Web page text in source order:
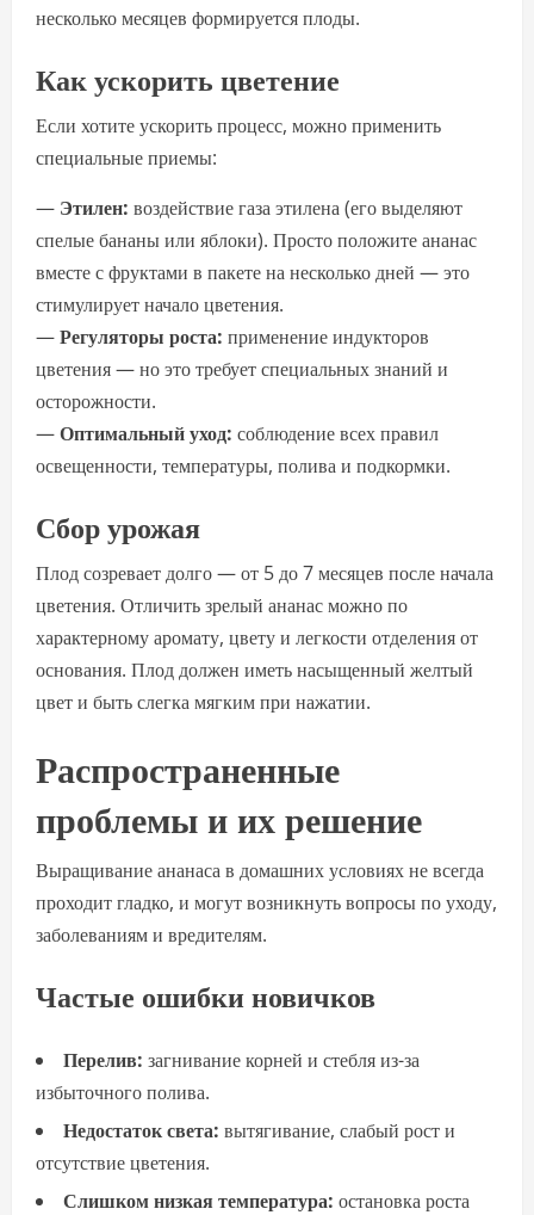
несколько месяцев формируется плоды.
Как ускорить цветение
Если хотите ускорить процесс, можно применить
специальные приемы:
— Этилен: воздействие газа этилена (его выделяют
спелые бананы или яблоки). Просто положите ананас
вместе с фруктами в пакете на несколько дней — это
стимулирует начало цветения.
—Регуляторы роста: применение индукторов
цветения — но это требует специальных знаний и
осторожности.
—Оптимальный уход: соблюдение всех правил
освещенности, температуры, полива и подкормки.
Сбор урожая
Плод созревает долго — от 5 до 7 месяцев после начала
цветения. Отличить зрелый ананас можно по
характерному аромату, цвету и легкости отделения от
основания. Плод должен иметь насыщенный желтый
цвет и быть слегка мягким при нажатии.
Распространенные
проблемы и их решение
Выращивание ананаса в домашних условиях не всегда
проходит гладко, и могут возникнуть вопросы по уходу,
заболеваниям и вредителям.
Частые ошибки новичков
Перелив: загнивание корней и стебля из-за
избыточного полива.
Недостаток света: вытягивание, слабый рост и
отсутствие цветения.
Слишком низкая температура: остановка роста